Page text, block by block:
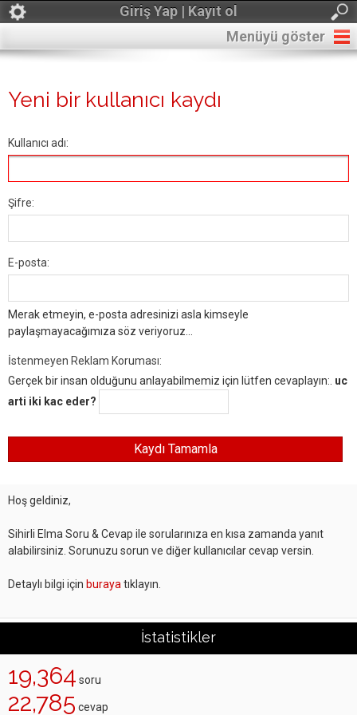
Giriş Yap | Kayıt ol
Menüyü göster
Yeni bir kullanıcı kaydı
Kullanıcı adı:
Şifre:
E-posta:
Merak etmeyin, e-posta adresinizi asla kimseyle
paylaşmayacağımıza söz veriyoruz...
İstenmeyen Reklam Koruması:
Gerçek bir insan olduğunu anlayabilmemiz için lütfen cevaplayın:. uc
arti iki kac eder?
Hoş geldiniz,
Sihirli Elma Soru & Cevap ile sorularınıza en kısa zamanda yanıt
alabilirsiniz. Sorunuzu sorun ve diğer kullanıcılar cevap versin.
Detaylı bilgi için buraya tıklayın.
İstatistikler
19,364 soru
22,785 cevap